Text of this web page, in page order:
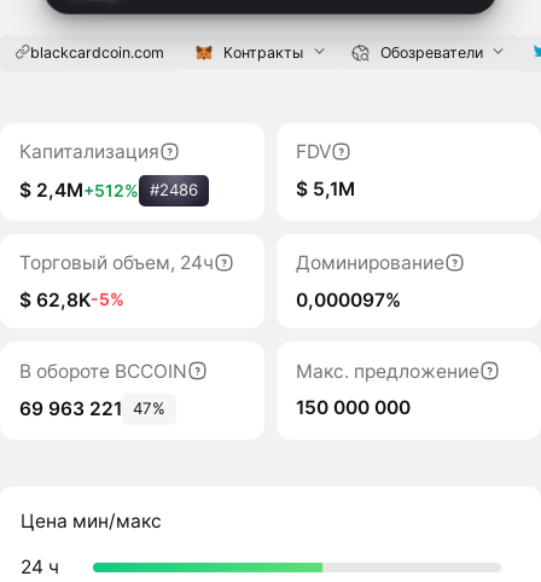
blackcardcoin.com Контракты Обозреватели
Капитализация
$ 2,4M+512% #2486
FDV
$ 5,1M
Торговый объем, 24ч
$ 62,8K-5%
Доминирование
0,000097%
В обороте BCCOIN
69 963 221
47%
Макс. предложение
150 000 000
Цена мин/макс
24 ч